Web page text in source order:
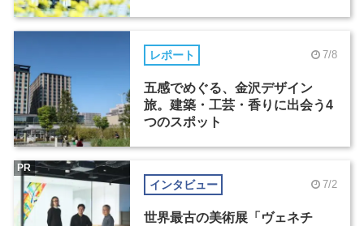
レポート 7/8
五感でめぐる、金沢デザイン
旅。建築・工芸・香りに出会う4
つのスポット
インタビュー 7/2
世界最古の美術展「ヴェネチ
PR